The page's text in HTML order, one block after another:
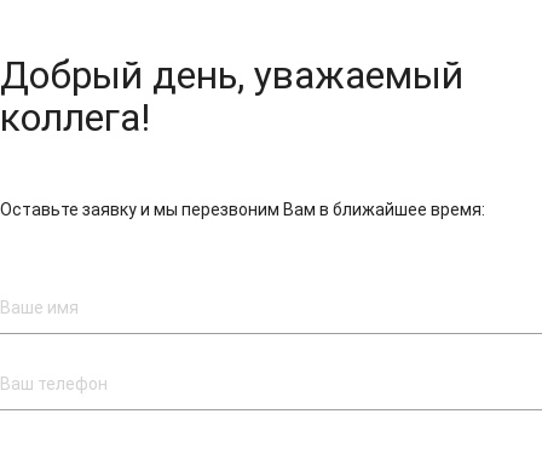
Добрый день, уважаемый
коллега!
Оставьте заявку и мы перезвоним Вам в ближайшее время: